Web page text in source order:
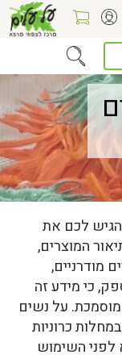
לכם את
המוצרים,
מודרניים,
כי מידע זה
מוסמכת. על נשים
כרוניות
לפני השימוש